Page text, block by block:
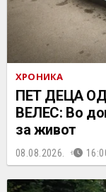
ХРОНИКА
ПЕТ ДЕЦА
ВЕЛЕС: Во
за живот
08.08.2026.